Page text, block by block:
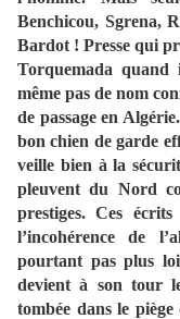
Benchicou, Sgrena,
Bardot ! Presse qui
Torquemada quand
même pas de nom
de passage en
bon chien de garde
veille bien à la
pleuvent du Nord
prestiges. Ces
l’incohérence de
pourtant pas plus
devient à son tour
tombée dans le